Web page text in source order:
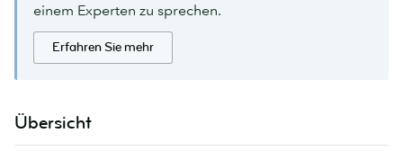
einem Experten zu sprechen.
Erfahren Sie mehr
Übersicht